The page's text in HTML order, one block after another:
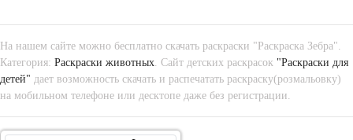
На нашем сайте можно бесплатно скачать раскраски "Раскраска Зебра".
Категория: Раскраски животных. Сайт детских раскрасок "Раскраски для
детей" дает возможность скачать и распечатать раскраску(розмальовку)
на мобильном телефоне или десктопе даже без регистрации.